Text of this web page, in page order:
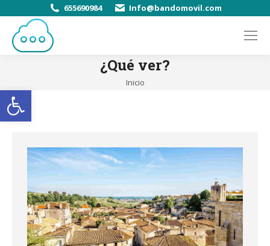
Abrir barra de herramientas
655690984 Info@bandomovil.com
¿Qué ver?
Estás aquí:
Inicio